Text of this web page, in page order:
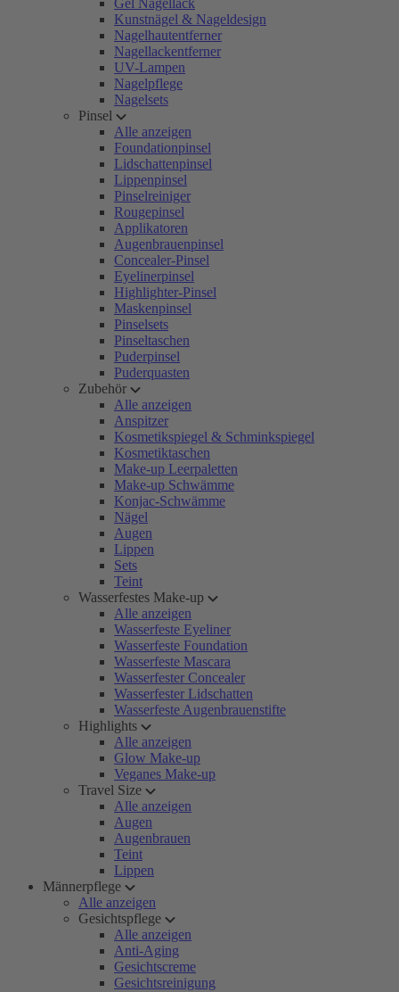
Gel Nagellack
Kunstnägel & Nageldesign
Nagelhautentferner
Nagellackentferner
UV-Lampen
Nagelpflege
Nagelsets
Pinsel
Alle anzeigen
Foundationpinsel
Lidschattenpinsel
Lippenpinsel
Pinselreiniger
Rougepinsel
Applikatoren
Augenbrauenpinsel
Concealer-Pinsel
Eyelinerpinsel
Highlighter-Pinsel
Maskenpinsel
Pinselsets
Pinseltaschen
Puderpinsel
Puderquasten
Zubehör
Alle anzeigen
Anspitzer
Kosmetikspiegel & Schminkspiegel
Kosmetiktaschen
Make-up Leerpaletten
Make-up Schwämme
Konjac-Schwämme
Nägel
Augen
Lippen
Sets
Teint
Wasserfestes Make-up
Alle anzeigen
Wasserfeste Eyeliner
Wasserfeste Foundation
Wasserfeste Mascara
Wasserfester Concealer
Wasserfester Lidschatten
Wasserfeste Augenbrauenstifte
Highlights
Alle anzeigen
Glow Make-up
Veganes Make-up
Travel Size
Alle anzeigen
Augen
Augenbrauen
Teint
Lippen
Männerpflege
Alle anzeigen
Gesichtspflege
Alle anzeigen
Anti-Aging
Gesichtscreme
Gesichtsreinigung